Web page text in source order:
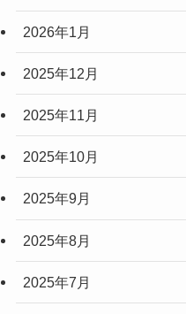
2026年1月
2025年12月
2025年11月
2025年10月
2025年9月
2025年8月
2025年7月